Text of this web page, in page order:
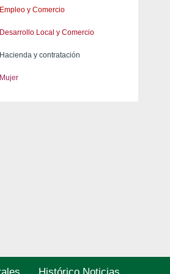
Empleo y Comercio
Desarrollo Local y Comercio
Hacienda y contratación
Mujer